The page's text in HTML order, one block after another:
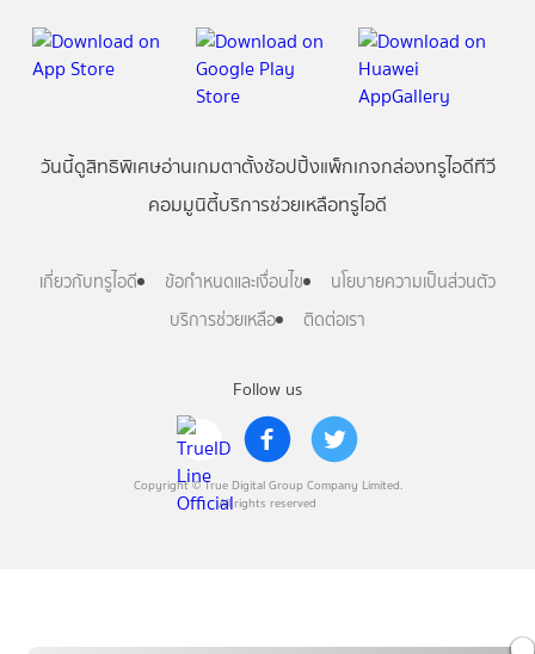
Follow us
Copyright © True Digital Group Company Limited.
All rights reserved
วันนี้ดูสิทธิพิเศษอ่านเกมตาตั้งช้อปปิ้งแพ็กเกจกล่องทรูไอดีทีวี
คอมมูนิตี้บริการช่วยเหลือทรูไอดี
เกี่ยวกับทรูไอดี ข้อกำหนดและเงื่อนไข
นโยบายความเป็นส่วนตัว
บริการช่วยเหลือ
ติดต่อเรา